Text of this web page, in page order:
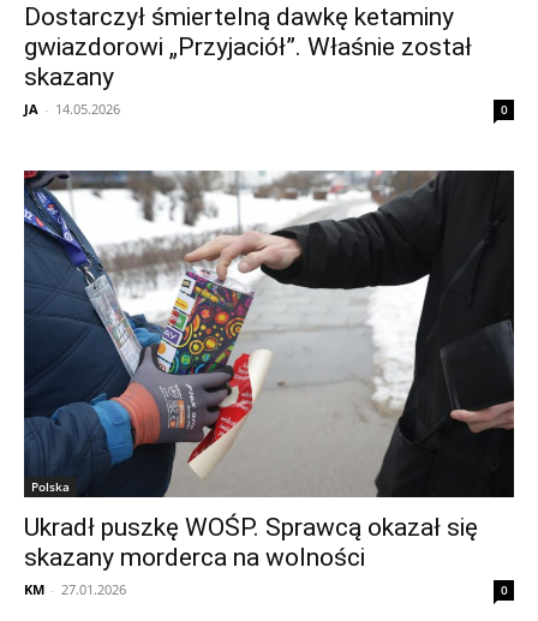
Dostarczył śmiertelną dawkę ketaminy
gwiazdorowi „Przyjaciół”. Właśnie został
skazany
JA - 14.05.2026 0
Polska
Ukradł puszkę WOŚP. Sprawcą okazał się
skazany morderca na wolności
KM - 27.01.2026 0